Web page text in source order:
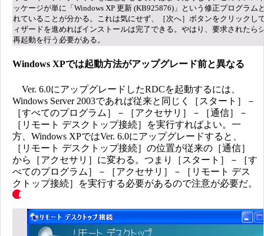
ッケージが単に「Windows XP 更新 (KB925876)」という修正プログラム
れていることが分かる。これは気にせず、［次へ］ボタンをクリックし
ィザードを進めればインストールは完了できる。やはり、要求されたら
再起動を行う必要がある。
Windows XPでは起動方法がアップグレード前と異なる
Ver. 6.0にアップグレードしたRDCを起動するには、
Windows Server 2003であれば従来と同じく［スタート］－
［すべてのプログラム］－［アクセサリ］－［通信］－
［リモート デスクトップ接続］を実行すればよい。一
方、Windows XPではVer. 6.0にアップグレードすると、
［リモート デスクトップ接続］の位置が従来の［通信］
から［アクセサリ］に変わる。つまり［スタート］－［す
べてのプログラム］－［アクセサリ］－［リモート デス
クトップ接続］を実行する必要があるので注意が必要だ。